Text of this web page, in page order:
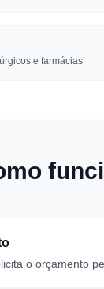
e farmácias
o orçamento